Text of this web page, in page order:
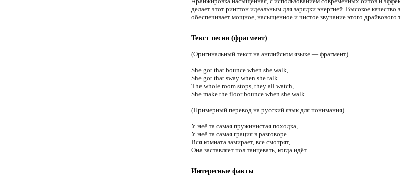
делает этот рингтон идеальным для зарядки энергией. Высокое
обеспечивает мощное, насыщенное и чистое звучание этого драйвового
Текст песни (фрагмент)
(Оригинальный текст на английском языке — фрагмент)
She got that bounce when she walk,
She got that sway when she talk.
The whole room stops, they all watch,
She make the floor bounce when she walk.
(Примерный перевод на русский язык для понимания)
У неё та самая пружинистая походка,
У неё та самая грация в разговоре.
Вся комната замирает, все смотрят,
Она заставляет пол танцевать, когда идёт.
Интересные факты